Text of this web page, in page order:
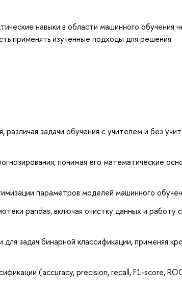
навыки в области машинного обучения
применять изученные подходы для решения
задачи обучения с учителем и без
понимая его математические
параметров моделей машинного
pandas, включая очистку данных и работу с
задач бинарной классификации, применяя
(accuracy, precision, recall, F1-score,